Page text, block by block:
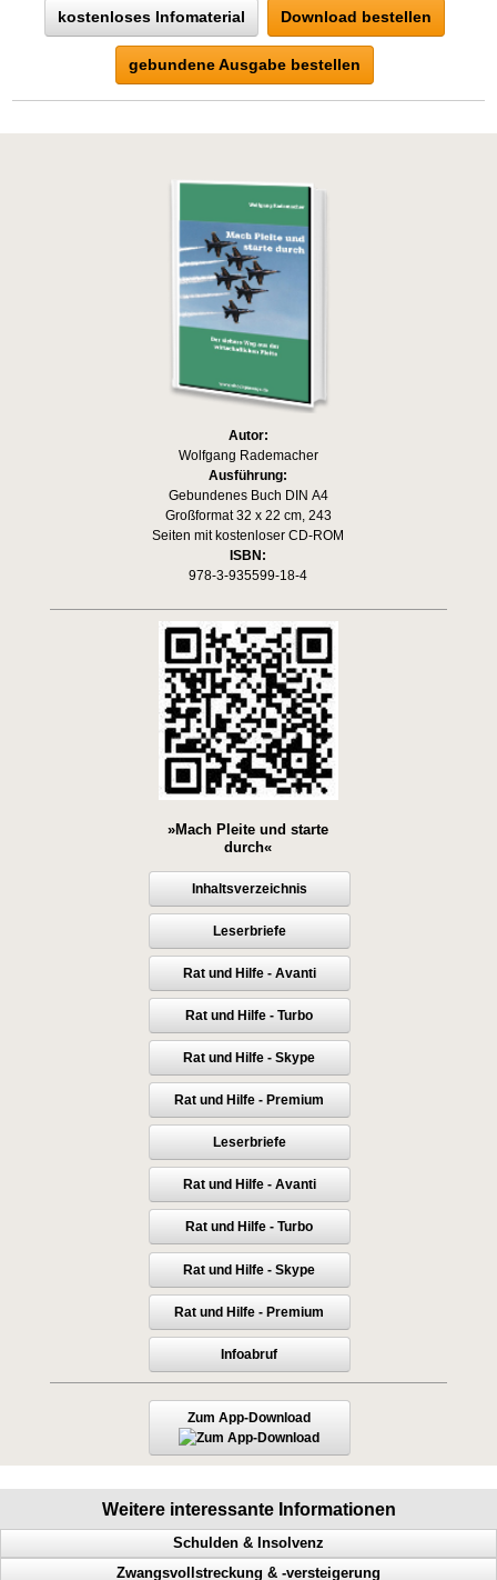
kostenloses Infomaterial Download bestellen
gebundene Ausgabe bestellen
Autor:
Wolfgang Rademacher
Ausführung:
Gebundenes Buch DIN A4
Großformat 32 x 22 cm, 243
Seiten mit kostenloser CD-ROM
ISBN:
978-3-935599-18-4
»Mach Pleite und starte
durch«
Inhaltsverzeichnis
Leserbriefe
Rat und Hilfe - Avanti
Rat und Hilfe - Turbo
Rat und Hilfe - Skype
Rat und Hilfe - Premium
Leserbriefe
Rat und Hilfe - Avanti
Rat und Hilfe - Turbo
Rat und Hilfe - Skype
Rat und Hilfe - Premium
Infoabruf
Zum App-Download
Weitere interessante Informationen
Schulden & Insolvenz
Zwangsvollstreckung & -versteigerung